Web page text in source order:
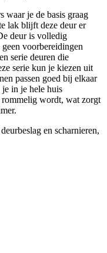
waar je de basis graag
lak blijft deze deur er
deur is volledig
voorbereidingen
serie deuren die
serie kun je kiezen uit
passen goed bij elkaar
in je hele huis
rommelig wordt, wat zorgt
en scharnieren,